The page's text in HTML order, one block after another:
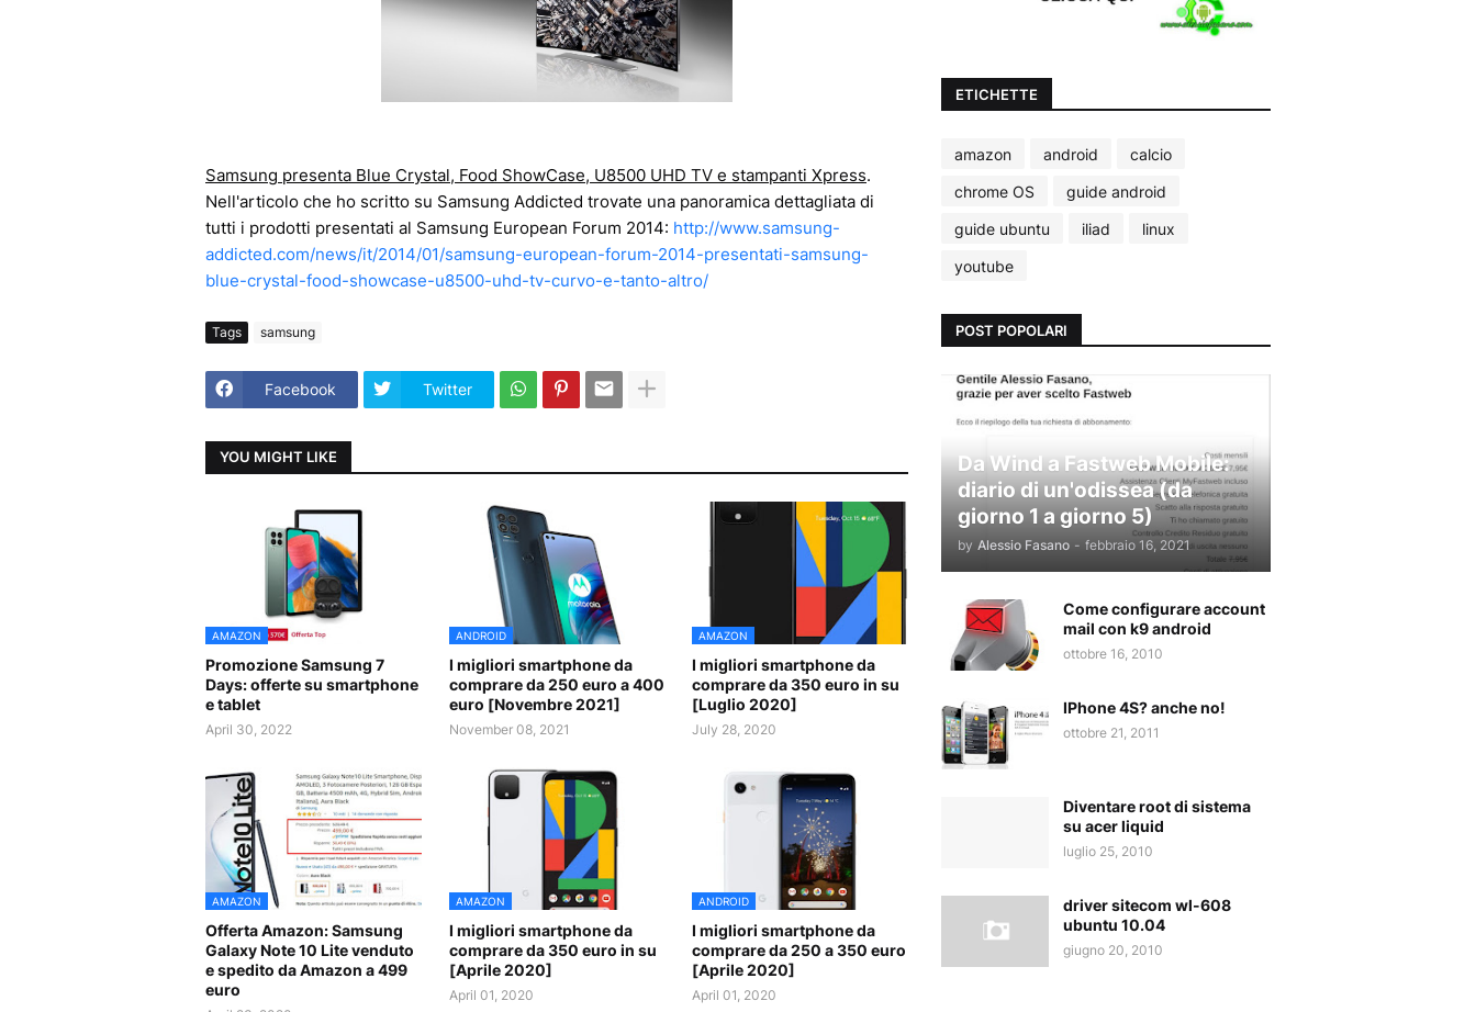
Samsung presenta Blue Crystal, Food ShowCase, U8500 UHD TV e stampanti Xpress.
Nell'articolo che ho scritto su Samsung Addicted trovate una panoramica dettagliata di
tutti i prodotti presentati al Samsung European Forum 2014: http://www.samsung-
addicted.com/news/it/2014/01/samsung-european-forum-2014-presentati-samsung-
blue-crystal-food-showcase-u8500-uhd-tv-curvo-e-tanto-altro/
Tags samsung
Facebook Twitter
YOU MIGHT LIKE
AMAZON
Promozione Samsung 7
Days: offerte su smartphone
e tablet
April 30, 2022
ANDROID
I migliori smartphone da
comprare da 250 euro a 400
euro [Novembre 2021]
November 08, 2021
AMAZON
I migliori smartphone da
comprare da 350 euro in su
[Luglio 2020]
July 28, 2020
AMAZON
Offerta Amazon: Samsung
Galaxy Note 10 Lite venduto
e spedito da Amazon a 499
euro
AMAZON
I migliori smartphone da
comprare da 350 euro in su
[Aprile 2020]
April 01, 2020
ANDROID
I migliori smartphone da
comprare da 250 a 350 euro
[Aprile 2020]
April 01, 2020
ETICHETTE
amazon android
calcio
chrome OS
guide android
guide ubuntu
iliad
linux
youtube
POST POPOLARI
Da Wind a Fastweb Mobile:
diario di un'odissea (da
giorno 1 a giorno 5)
by Alessio Fasano - febbraio 16, 2021
Come configurare account
mail con k9 android
ottobre 16, 2010
IPhone 4S? anche no!
ottobre 21, 2011
Diventare root di sistema
su acer liquid
luglio 25, 2010
driver sitecom wl-608
ubuntu 10.04
giugno 20, 2010